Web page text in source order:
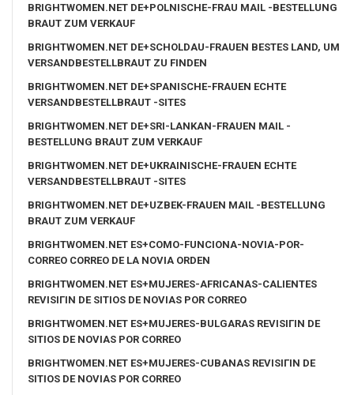
BRIGHTWOMEN.NET DE+POLNISCHE-FRAU MAIL -BESTELLUNG
BRAUT ZUM VERKAUF
BRIGHTWOMEN.NET DE+SCHOLDAU-FRAUEN BESTES LAND, UM
VERSANDBESTELLBRAUT ZU FINDEN
BRIGHTWOMEN.NET DE+SPANISCHE-FRAUEN ECHTE
VERSANDBESTELLBRAUT -SITES
BRIGHTWOMEN.NET DE+SRI-LANKAN-FRAUEN MAIL -
BESTELLUNG BRAUT ZUM VERKAUF
BRIGHTWOMEN.NET DE+UKRAINISCHE-FRAUEN ECHTE
VERSANDBESTELLBRAUT -SITES
BRIGHTWOMEN.NET DE+UZBEK-FRAUEN MAIL -BESTELLUNG
BRAUT ZUM VERKAUF
BRIGHTWOMEN.NET ES+COMO-FUNCIONA-NOVIA-POR-
CORREO CORREO DE LA NOVIA ORDEN
BRIGHTWOMEN.NET ES+MUJERES-AFRICANAS-CALIENTES
REVISIГІN DE SITIOS DE NOVIAS POR CORREO
BRIGHTWOMEN.NET ES+MUJERES-BULGARAS REVISIГІN DE
SITIOS DE NOVIAS POR CORREO
BRIGHTWOMEN.NET ES+MUJERES-CUBANAS REVISIГІN DE
SITIOS DE NOVIAS POR CORREO